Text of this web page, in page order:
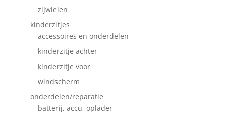
zijwielen
kinderzitjes
accessoires en onderdelen
kinderzitje achter
kinderzitje voor
windscherm
onderdelen/reparatie
batterij, accu, oplader